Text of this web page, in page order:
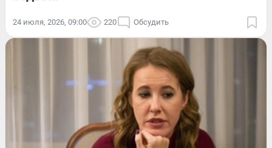
24 июля, 2026, 09:00 220 Обсудить